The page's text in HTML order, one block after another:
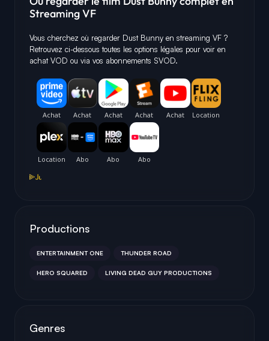
Streaming VF
Vous cherchez où regarder Dust Bunny en streaming VF ?
Retrouvez ci-dessous toutes les options légales pour voir en
achat VOD ou via vos abonnements SVOD.
Productions
ENTERTAINMENT ONE THUNDER ROAD
HERO SQUARED LIVING DEAD GUY PRODUCTIONS
Genres